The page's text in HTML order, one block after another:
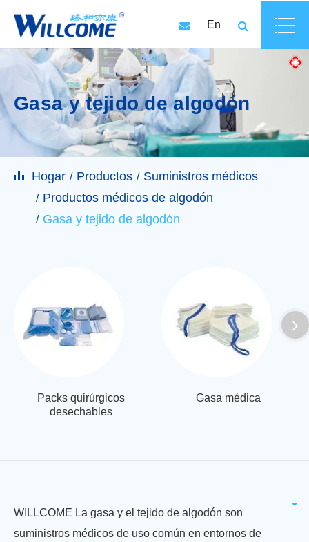
En
Gasa y tejido de algodón
Hogar Productos
Suministros médicos
Productos médicos de algodón
Gasa y tejido de algodón
Packs quirúrgicos
desechables
Gasa médica
WILLCOME La gasa y el tejido de algodón son
suministros médicos de uso común en entornos de